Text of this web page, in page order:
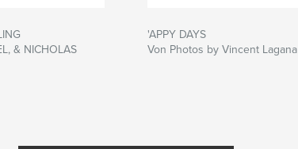
& NICHOLAS
'APPY DAYS
Von Photos by Vincent Lagana